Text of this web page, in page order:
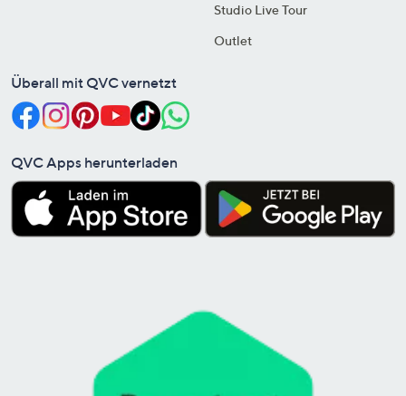
Studio Live Tour
Outlet
Überall mit QVC vernetzt
QVC Apps herunterladen